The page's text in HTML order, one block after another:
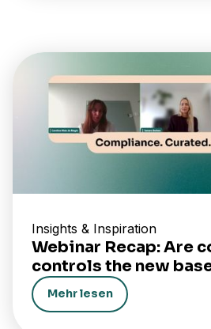
Insights & Inspiration
Webinar Recap: Are
controls the new
Mehr lesen